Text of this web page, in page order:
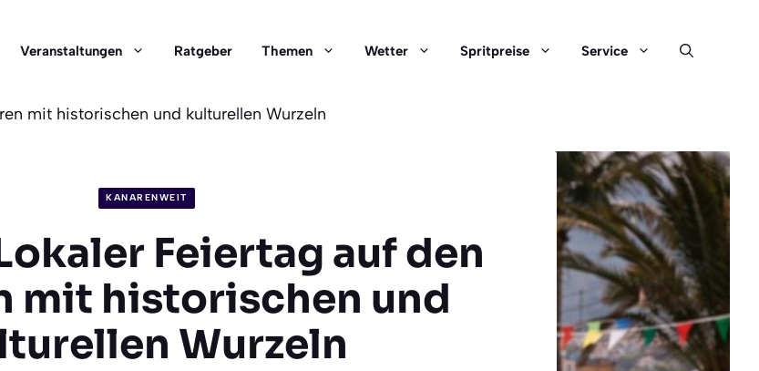
Veranstaltungen Ratgeber Themen Wetter Spritpreise Service
mit historischen und kulturellen Wurzeln
KANARENWEIT
Feiertag auf den
mit historischen und
Wurzeln